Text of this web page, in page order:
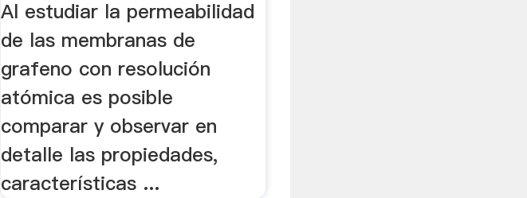
Al estudiar la permeabilidad
de las membranas de
grafeno con resolución
atómica es posible
comparar y observar en
detalle las propiedades,
características ...